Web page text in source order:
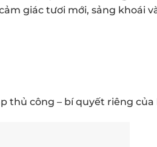
giác tươi mới, sảng khoái
công – bí quyết riêng của